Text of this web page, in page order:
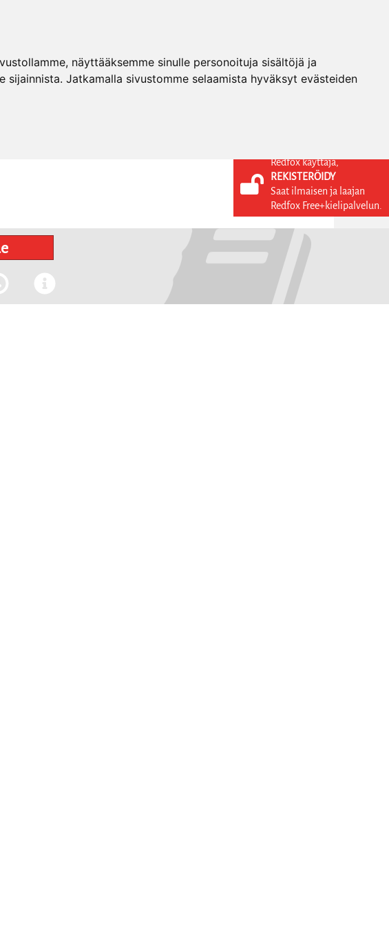
näyttääksemme sinulle personoituja sisältöjä ja
Jatkamalla sivustomme selaamista hyväksyt evästeiden
KIRJAUDU SISÄÄN
REKISTERÖIDY
Redfox käyttäjä,
REKISTERÖIDY
Saat ilmaisen ja laajan
Redfox Free+kielipalvelun.